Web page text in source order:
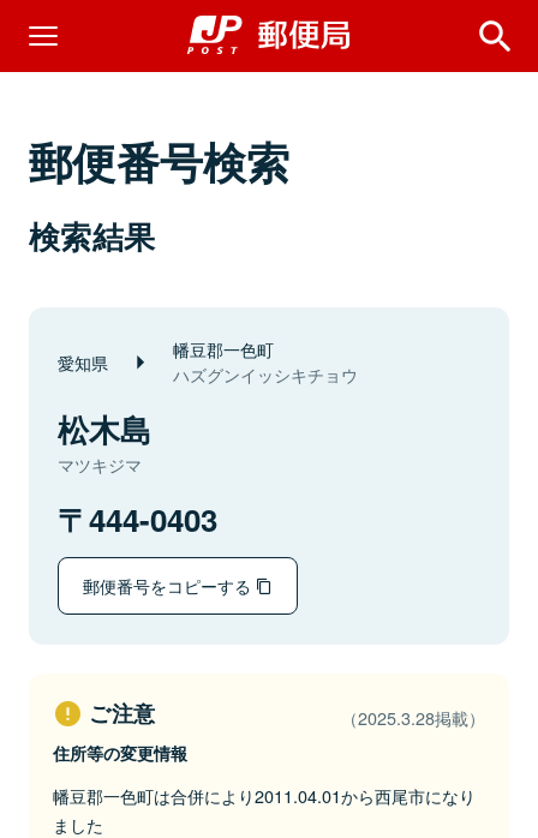
郵便番号検索
検索結果
愛知県 幡豆郡一色町
ハズグンイッシキチョウ
松木島
マツキジマ
444-0403
郵便番号をコピーする
ご注意 （2025.3.28掲載）
住所等の変更情報
幡豆郡一色町は合併により2011.04.01から西尾市になり
ました